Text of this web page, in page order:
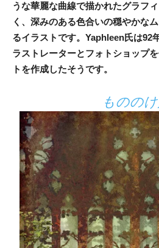
うな華麗な曲線で描かれたグラフ
く、深みのある色合いの穏やかな
るイラストです。Yaphleen氏は92
ラストレーターとフォトショップ
トを作成したそうです。
ものの